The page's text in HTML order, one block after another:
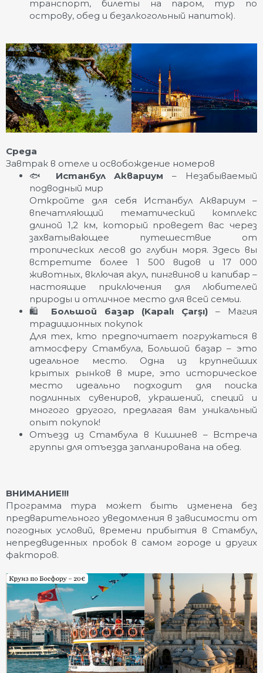
транспорт, билеты на паром, тур по
острову, обед и безалкогольный напиток).
Среда
Завтрак в отеле и освобождение номеров
🐟 Истанбул Аквариум – Незабываемый
подводный мир
Откройте для себя Истанбул Аквариум –
впечатляющий тематический комплекс
длиной 1,2 км, который проведет вас через
захватывающее путешествие от
тропических лесов до глубин моря. Здесь вы
встретите более 1 500 видов и 17 000
животных, включая акул, пингвинов и капибар –
настоящие приключения для любителей
природы и отличное место для всей семьи.
🛍️ Большой базар (Kapalı Çarşı) – Магия
традиционных покупок
Для тех, кто предпочитает погружаться в
атмосферу Стамбула, Большой базар – это
идеальное место. Одна из крупнейших
крытых рынков в мире, это историческое
место идеально подходит для поиска
подлинных сувениров, украшений, специй и
многого другого, предлагая вам уникальный
опыт покупок!
Отъезд из Стамбула в Кишинев – Встреча
группы для отъезда запланирована на обед.
ВНИМАНИЕ!!!
Программа тура может быть изменена без
предварительного уведомления в зависимости от
погодных условий, времени прибытия в Стамбул,
непредвиденных пробок в самом городе и других
факторов.